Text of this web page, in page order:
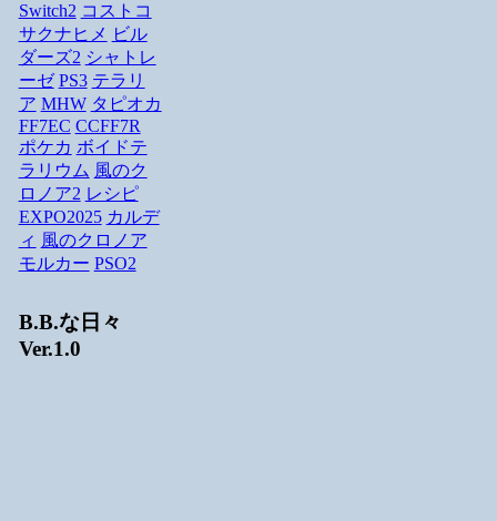
Switch2 コストコ
サクナヒメ ビル
ダーズ2 シャトレ
ーゼ PS3 テラリ
ア MHW タピオカ
FF7EC CCFF7R
ポケカ ボイドテ
ラリウム 風のク
ロノア2 レシピ
EXPO2025 カルデ
ィ 風のクロノア
モルカー PSO2
B.B.な日々
Ver.1.0